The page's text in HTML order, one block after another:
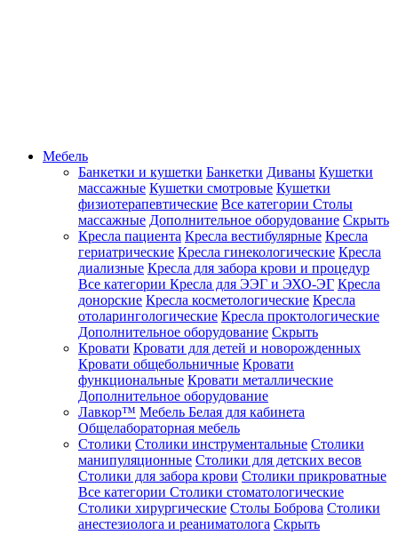
Мебель
Банкетки и кушетки Банкетки Диваны Кушетки
массажные Кушетки смотровые Кушетки
физиотерапевтические Все категории Столы
массажные Дополнительное оборудование Скрыть
Кресла пациента Кресла вестибулярные Кресла
гериатрические Кресла гинекологические Кресла
диализные Кресла для забора крови и процедур
Все категории Кресла для ЭЭГ и ЭХО-ЭГ Кресла
донорские Кресла косметологические Кресла
отоларингологические Кресла проктологические
Дополнительное оборудование Скрыть
Кровати Кровати для детей и новорожденных
Кровати общебольничные Кровати
функциональные Кровати металлические
Дополнительное оборудование
Лавкор™ Мебель Белая для кабинета
Общелабораторная мебель
Столики Столики инструментальные Столики
манипуляционные Столики для детских весов
Столики для забора крови Столики прикроватные
Все категории Столики стоматологические
Столики хирургические Столы Боброва Столики
анестезиолога и реаниматолога Скрыть